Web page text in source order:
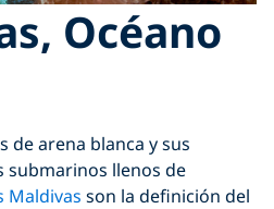
Océano
de arena blanca y sus
submarinos llenos de
Maldivas son la definición del